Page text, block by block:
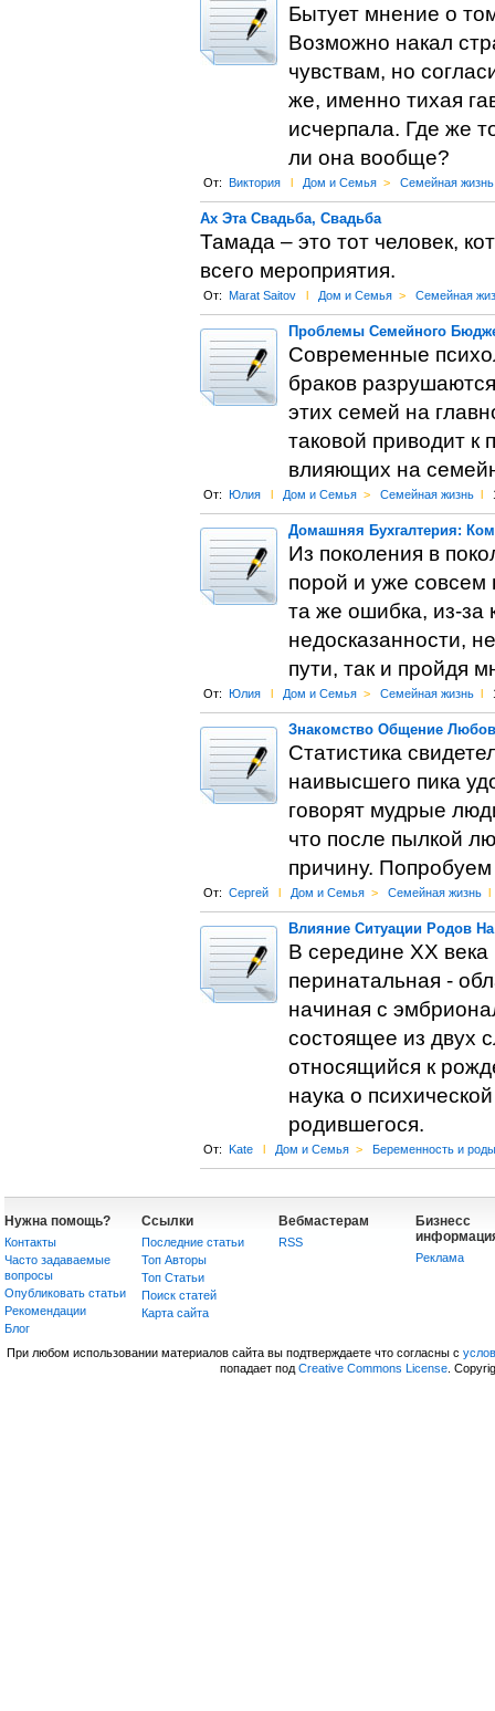
Бытует мнение о
Возможно накал
чувствам, но
же, именно тихая
исчерпала. Где же
ли она вообще?
От: Виктория l Дом и Семья > Семейная жизнь
Ах Эта Свадьба, Свадьба
Тамада – это тот человек,
всего мероприятия.
От: Marat Saitov l Дом и Семья > Семейная
Проблемы Семейного
Современные
браков
этих семей на
таковой приводит к
влияющих на
От: Юлия l Дом и Семья > Семейная жизнь l
Домашняя Бухгалтерия:
Из поколения в
порой и уже
та же ошибка, из-за
недосказанности,
пути, так и пройдя
От: Юлия l Дом и Семья > Семейная жизнь l
Знакомство Общение
Статистика
наивысшего пика
говорят мудрые
что после пылкой
причину.
От: Сергей l Дом и Семья > Семейная жизнь l
Влияние Ситуации Родов
В середине ХХ века
перинатальная -
начиная с
состоящее из двух
относящийся к
наука о
родившегося.
От: Kate l Дом и Семья > Беременность и роды
Нужна помощь?
Контакты
Часто задаваемые
вопросы
Опубликовать статьи
Рекомендации
Блог
Ссылки
Последние статьи
Топ Авторы
Топ Статьи
Поиск статей
Карта сайта
Вебмастерам
RSS
Бизнесс
Реклама
При любом использовании материалов сайта вы подтверждаете что согласны с
попадает под Creative Commons License.